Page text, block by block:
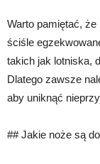
Warto pamiętać,
ściśle
takich jak lotniska,
Dlatego zawsze
aby uniknąć
## Jakie noże są